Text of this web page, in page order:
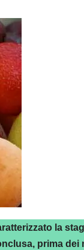
la
prima